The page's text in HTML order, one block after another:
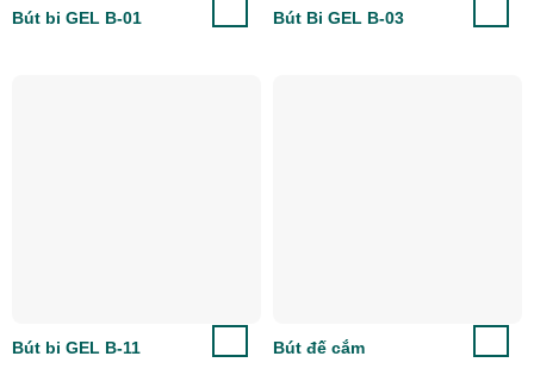
Bút bi GEL B-01 Bút Bi GEL B-03
Bút bi GEL B-11 Bút đế cắm